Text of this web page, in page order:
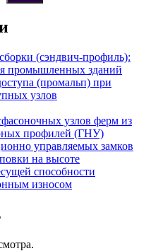
(сэндвич-профиль):
промышленных зданий
(промальп) при
узлов
узлов ферм из
профилей (ГНУ)
управляемых замков
на высоте
способности
износом